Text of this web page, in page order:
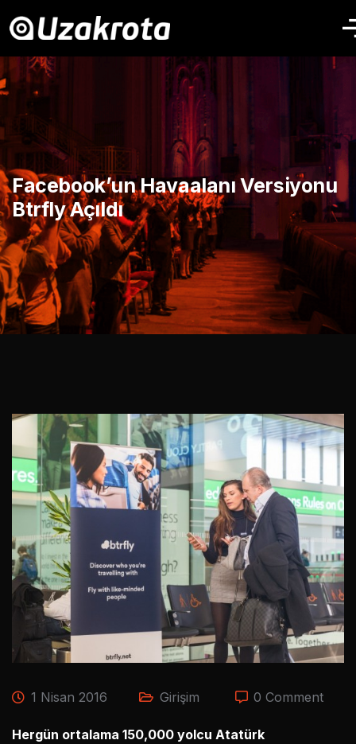
Facebook’un Havaalanı Versiyonu
Btrfly Açıldı
1 Nisan 2016 Girişim 0 Comment
Hergün ortalama 150,000 yolcu Atatürk